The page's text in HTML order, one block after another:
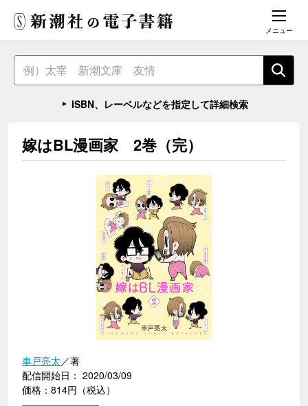
メニュー
ISBN、レーベルなどを指定して詳細検索
嫁はBL漫画家 2巻（完）
車戸亮太／著
配信開始日： 2020/03/09
価格：814円（税込）